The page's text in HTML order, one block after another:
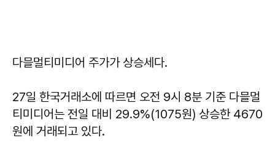
다믈멀티미디어 주가가 상승세다.
27일 한국거래소에 따르면 오전 9시 8분 기준 다믈멀
티미디어는 전일 대비 29.9%(1075원) 상승한 4670
원에 거래되고 있다.